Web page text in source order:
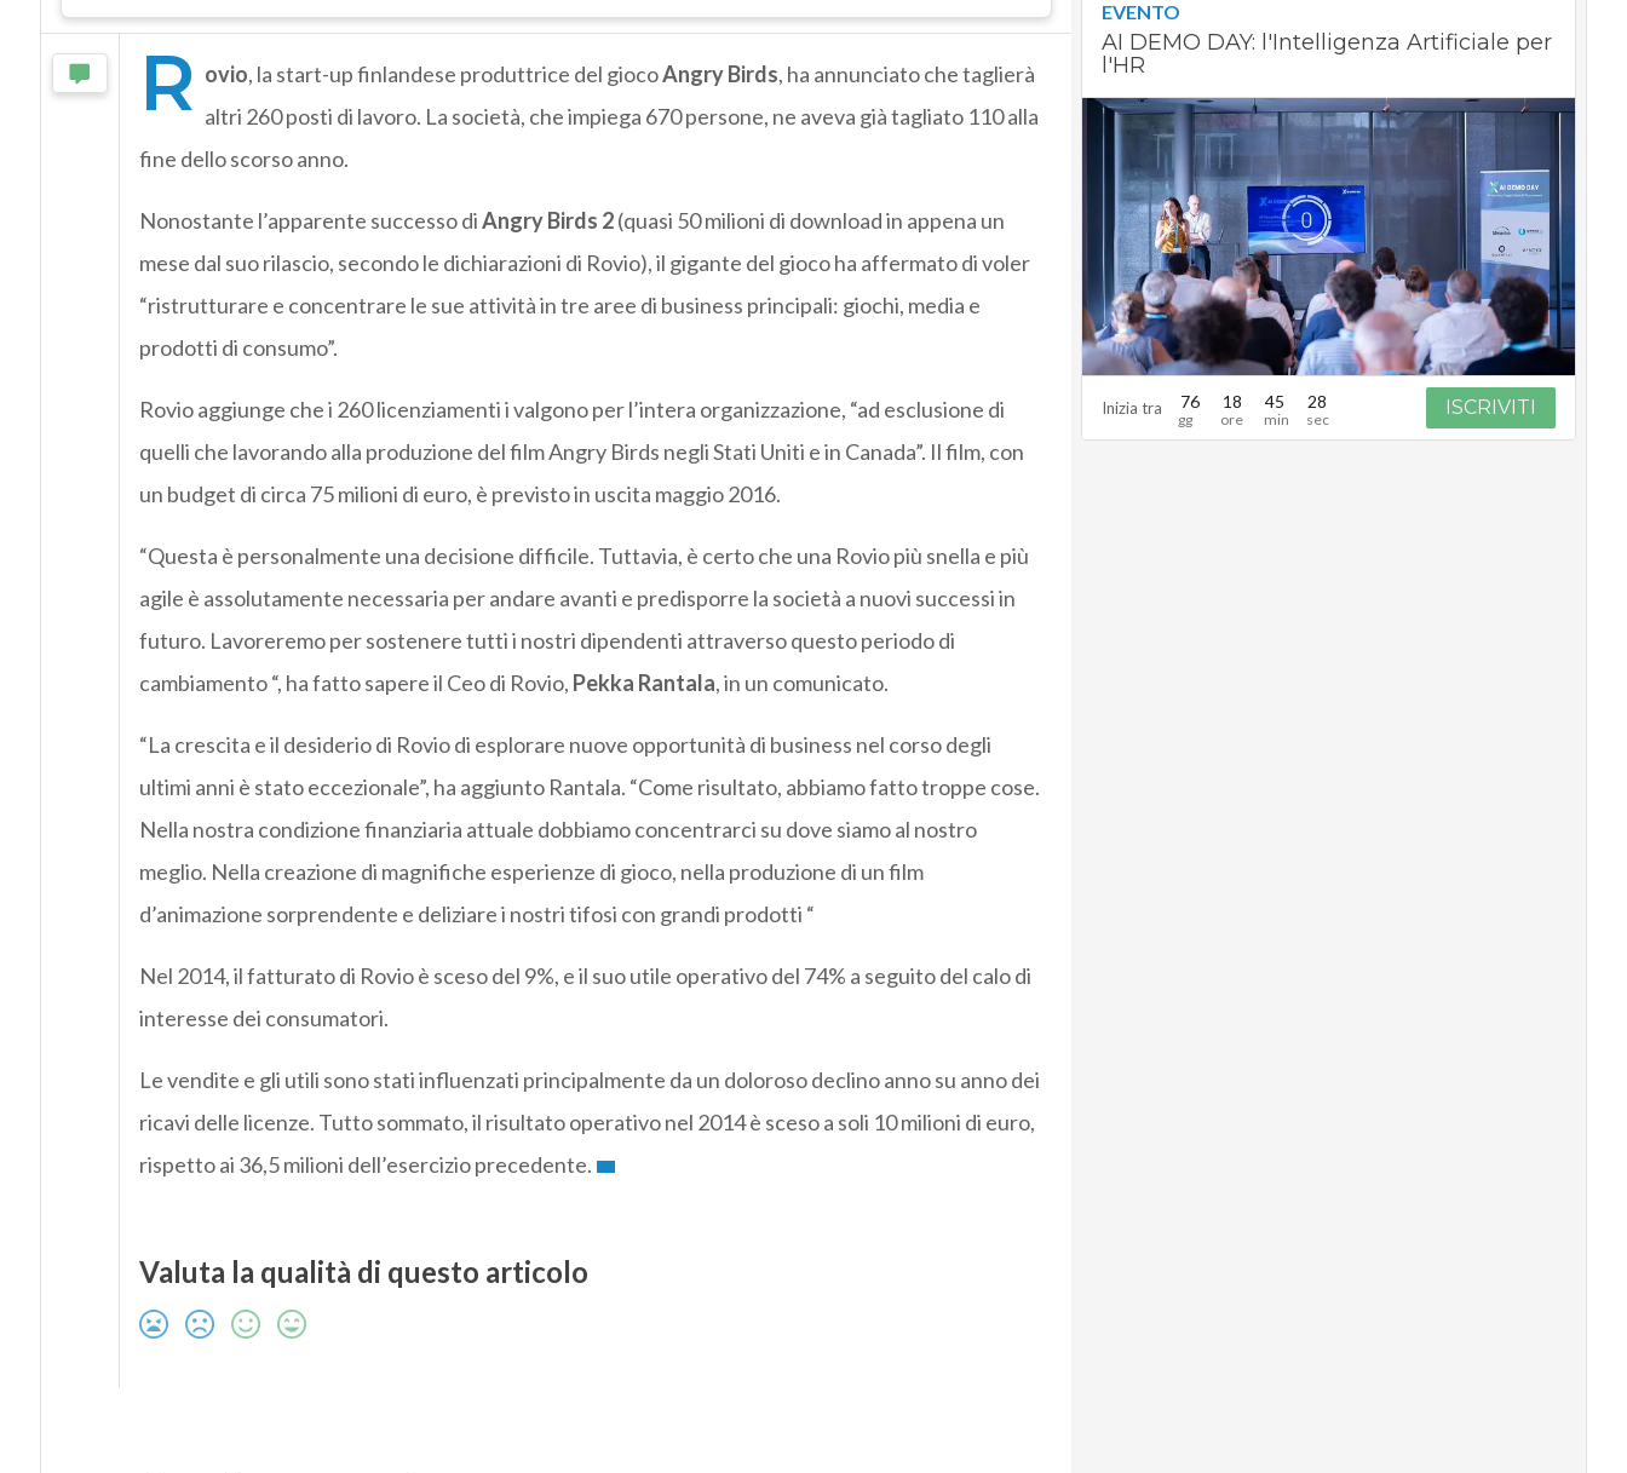
R ovio, la start-up finlandese produttrice del giocoAngry Birds, ha annunciato che taglierà
altri 260 posti di lavoro. La società, che impiega 670 persone, ne aveva già tagliato 110 alla
fine dello scorso anno.
Nonostante l’apparente successo diAngry Birds 2(quasi 50 milioni di download in appena un
mese dal suo rilascio, secondo le dichiarazioni di Rovio), il gigante del gioco ha affermato di voler
“ristrutturare e concentrare le sue attività in tre aree di business principali: giochi, media e
prodotti di consumo”.
Rovio aggiunge che i 260 licenziamenti i valgono per l’intera organizzazione, “ad esclusione di
quelli che lavorando alla produzione del film Angry Birds negli Stati Uniti e in Canada”. Il film, con
un budget di circa 75 milioni di euro, è previsto in uscita maggio 2016.
“Questa è personalmente una decisione difficile. Tuttavia, è certo che una Rovio più snella e più
agile è assolutamente necessaria per andare avanti e predisporre la società a nuovi successi in
futuro. Lavoreremo per sostenere tutti i nostri dipendenti attraverso questo periodo di
cambiamento “, ha fatto sapere il Ceo di Rovio, Pekka Rantala, in un comunicato.
“La crescita e il desiderio di Rovio di esplorare nuove opportunità di business nel corso degli
ultimi anni è stato eccezionale”, ha aggiunto Rantala. “Come risultato, abbiamo fatto troppe cose.
Nella nostra condizione finanziaria attuale dobbiamo concentrarci su dove siamo al nostro
meglio. Nella creazione di magnifiche esperienze di gioco, nella produzione di un film
d’animazione sorprendente e deliziare i nostri tifosi con grandi prodotti “
Nel 2014, il fatturato di Rovio è sceso del 9%, e il suo utile operativo del 74% a seguito del calo di
interesse dei consumatori.
Le vendite e gli utili sono stati influenzati principalmente da un doloroso declino anno su anno dei
ricavi delle licenze. Tutto sommato, il risultato operativo nel 2014 è sceso a soli 10 milioni di euro,
rispetto ai 36,5 milioni dell’esercizio precedente.
Valuta la qualità di questo articolo
EVENTO
AI DEMO DAY: l'Intelligenza Artificiale per
l'HR
Inizia tra 76 18 45 27 ISCRIVITI